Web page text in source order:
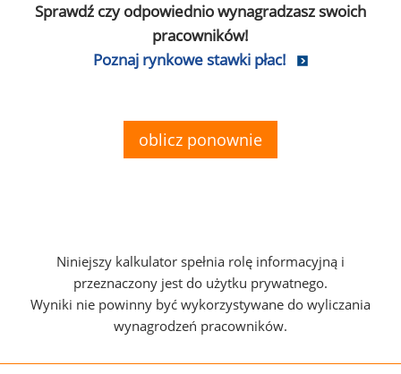
Sprawdź czy odpowiednio wynagradzasz swoich
pracowników!
Poznaj rynkowe stawki płac!
oblicz ponownie
Niniejszy kalkulator spełnia rolę informacyjną i
przeznaczony jest do użytku prywatnego.
Wyniki nie powinny być wykorzystywane do wyliczania
wynagrodzeń pracowników.